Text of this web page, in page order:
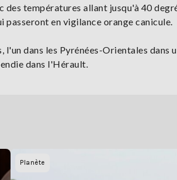
températures allant jusqu'à 40
passeront en vigilance orange canicule.
dans les Pyrénées-Orientales dans
dans l'Hérault.
Planète